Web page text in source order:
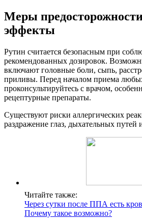
Меры
эффекты
Рутин считается безопасным при
рекомендованных дозировок.
включают головные боли, сыпь,
приливы. Перед началом приема
проконсультируйтесь с врачом,
рецептурные препараты.
Существуют риски аллергических
раздражение глаз, дыхательных
Читайте также:
Через сутки после ППА есть
Почему такое возможно?